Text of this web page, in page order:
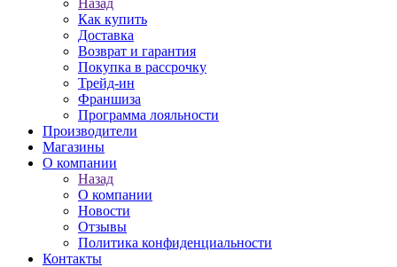
Назад
Как купить
Доставка
Возврат и гарантия
Покупка в рассрочку
Трейд-ин
Франшиза
Программа лояльности
Производители
Магазины
О компании
Назад
О компании
Новости
Отзывы
Политика конфиденциальности
Контакты